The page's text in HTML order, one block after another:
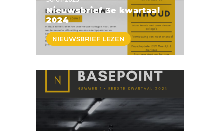
Nieuwsbrief 3e kwartaal
2024
NIEUWSBRIEF LEZEN